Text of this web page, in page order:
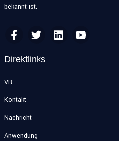
bekannt ist.
Direktlinks
VR
Kontakt
Nachricht
Anwendung